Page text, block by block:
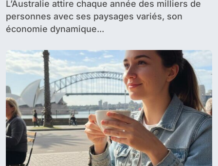
L’Australie attire chaque année des milliers de
personnes avec ses paysages variés, son
économie dynamique...